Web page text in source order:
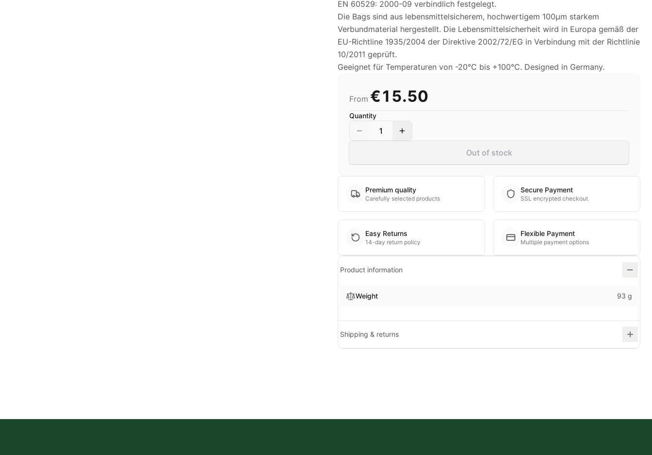
EN 60529: 2000-09 verbindlich festgelegt.
Die Bags sind aus lebensmittelsicherem, hochwertigem 100µm starkem
Verbundmaterial hergestellt. Die Lebensmittelsicherheit wird in Europa gemäß der
EU-Richtline 1935/2004 der Direktive 2002/72/EG in Verbindung mit der Richtlinie
10/2011 geprüft.
Geeignet für Temperaturen von -20°C bis +100°C. Designed in Germany.
From €15.50
Quantity
1
Out of stock
Premium quality
Carefully selected products
Secure Payment
SSL encrypted checkout
Easy Returns
14-day return policy
Flexible Payment
Multiple payment options
Product information
Weight 93 g
Shipping & returns